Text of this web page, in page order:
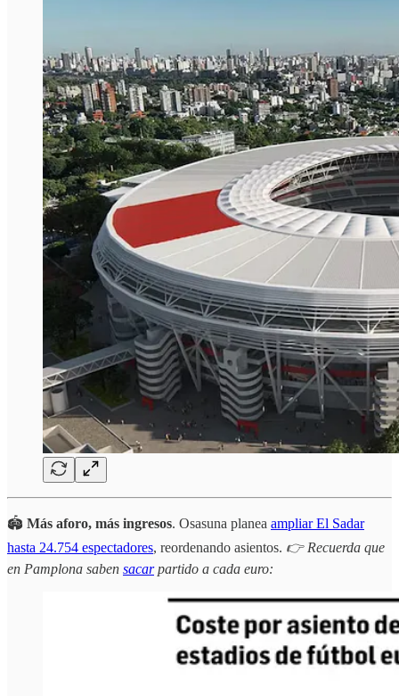
🏟️ Más aforo, más ingresos. Osasuna planea ampliar El Sadar
hasta 24.754 espectadores, reordenando asientos. 👉 Recuerda que
en Pamplona saben sacarpartido a cada euro: